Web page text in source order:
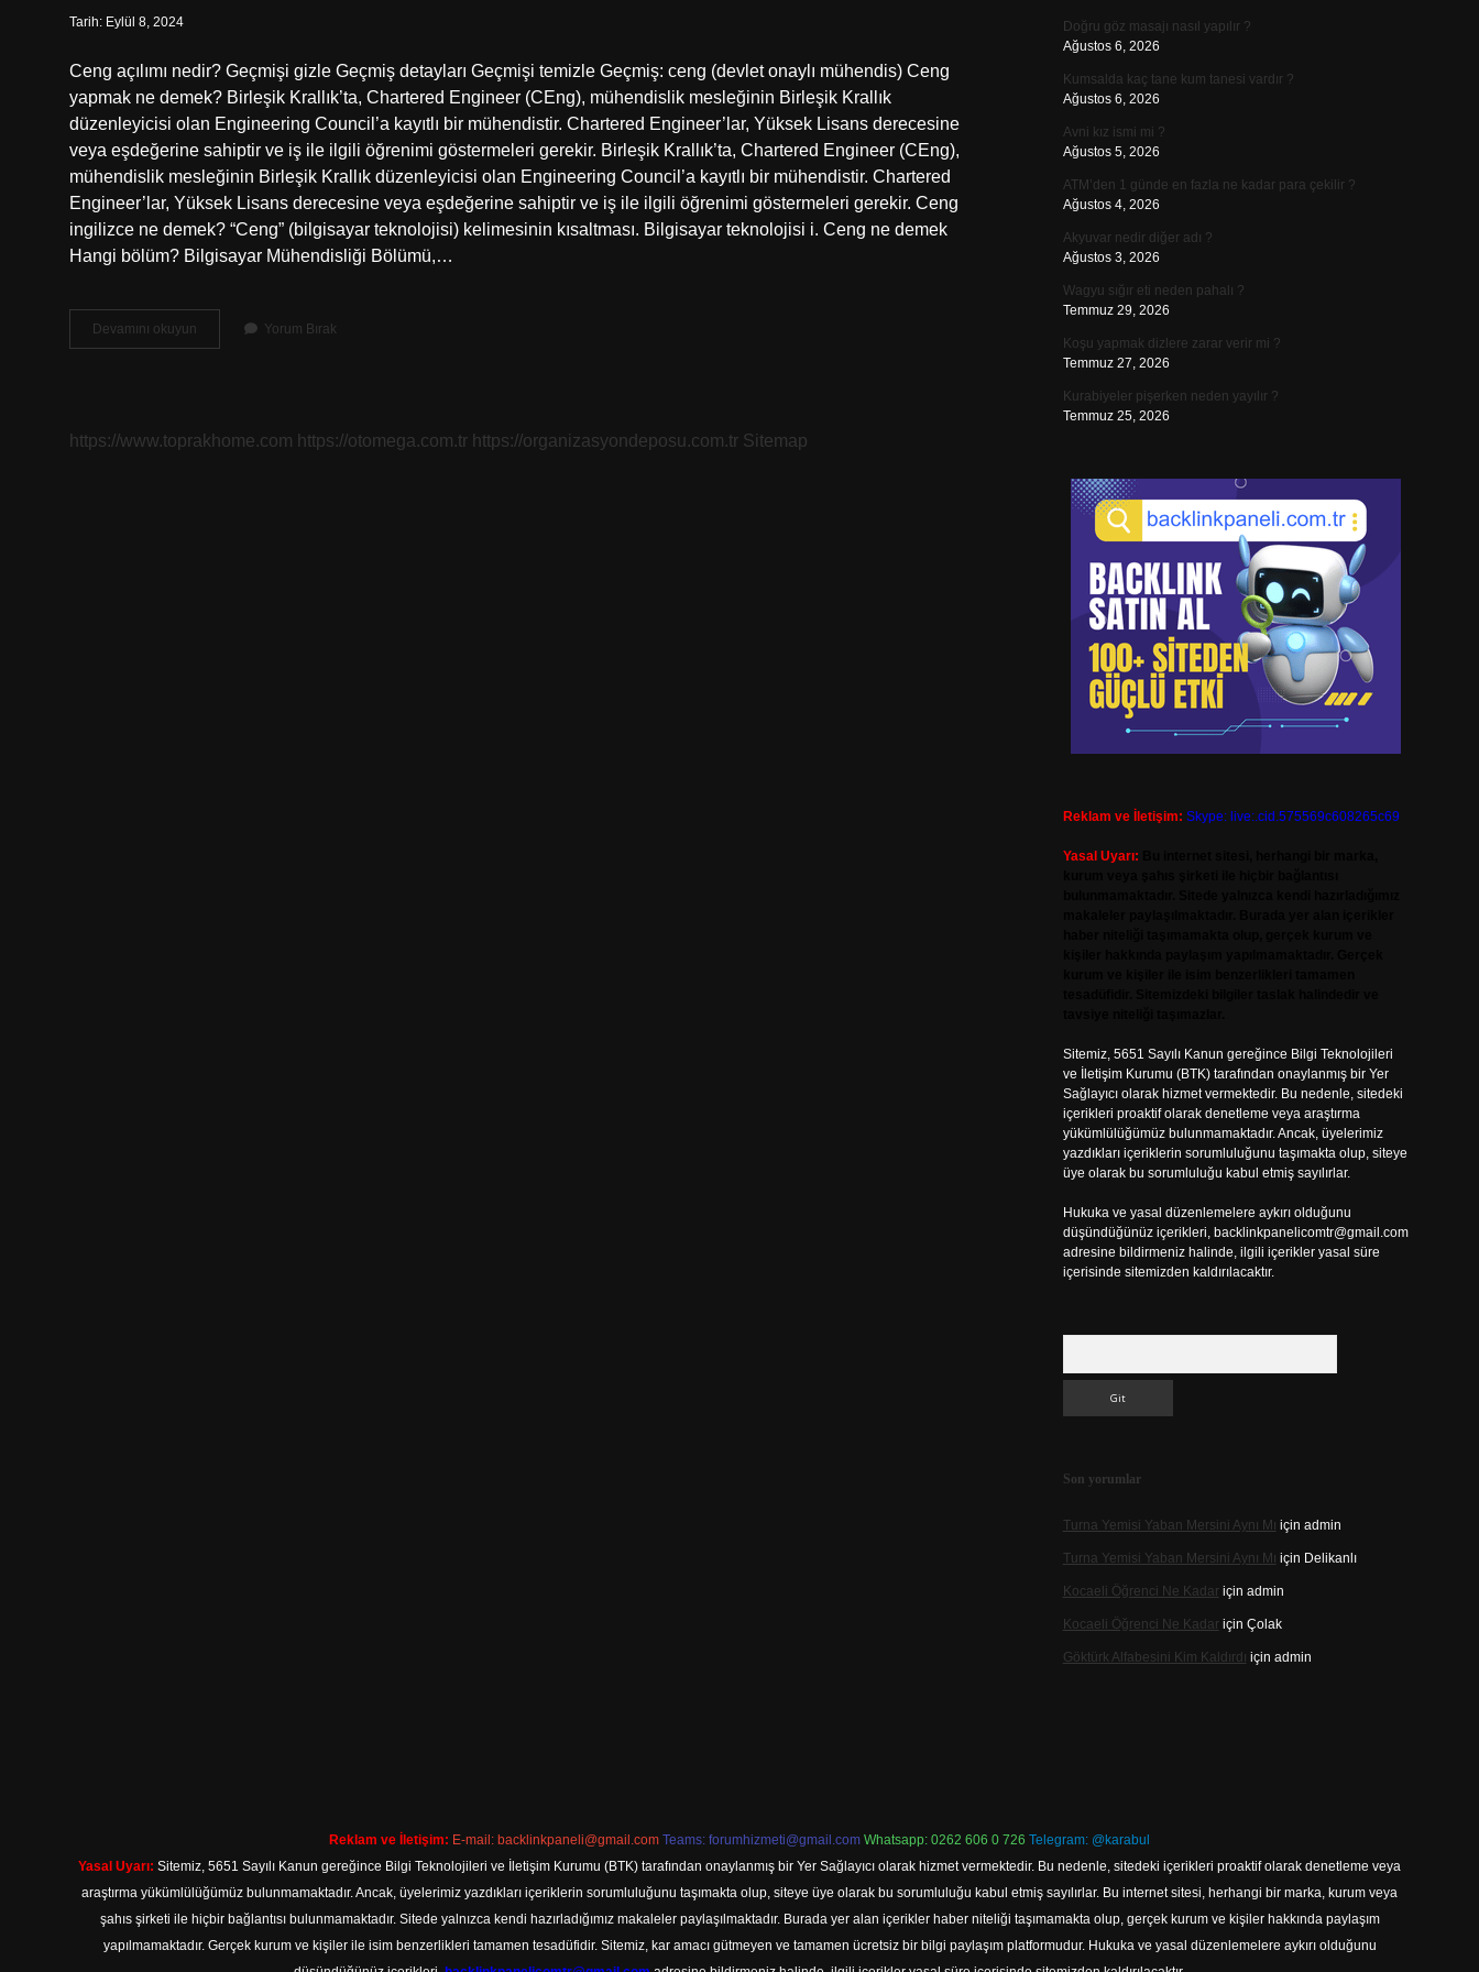
Tarih: Eylül 8, 2024
Ceng açılımı nedir? Geçmişi gizle Geçmiş detayları Geçmişi temizle Geçmiş: ceng (devlet onaylı mühendis) Ceng
yapmak ne demek? Birleşik Krallık’ta, Chartered Engineer (CEng), mühendislik mesleğinin Birleşik Krallık
düzenleyicisi olan Engineering Council’a kayıtlı bir mühendistir. Chartered Engineer’lar, Yüksek Lisans derecesine
veya eşdeğerine sahiptir ve iş ile ilgili öğrenimi göstermeleri gerekir. Birleşik Krallık’ta, Chartered Engineer (CEng),
mühendislik mesleğinin Birleşik Krallık düzenleyicisi olan Engineering Council’a kayıtlı bir mühendistir. Chartered
Engineer’lar, Yüksek Lisans derecesine veya eşdeğerine sahiptir ve iş ile ilgili öğrenimi göstermeleri gerekir. Ceng
ingilizce ne demek? “Ceng” (bilgisayar teknolojisi) kelimesinin kısaltması. Bilgisayar teknolojisi i. Ceng ne demek
Hangi bölüm? Bilgisayar Mühendisliği Bölümü,…
Devamını okuyun
Anlamı
Yorum Bırak
https://www.toprakhome.com https://otomega.com.tr https://organizasyondeposu.com.tr Sitemap
Doğru göz masajı nasıl yapılır ?
Ağustos 6, 2026
Kumsalda kaç tane kum tanesi vardır ?
Ağustos 6, 2026
Avni kız ismi mi ?
Ağustos 5, 2026
ATM’den 1 günde en fazla ne kadar para çekilir ?
Ağustos 4, 2026
Akyuvar nedir diğer adı ?
Ağustos 3, 2026
Wagyu sığır eti neden pahalı ?
Temmuz 29, 2026
Koşu yapmak dizlere zarar verir mi ?
Temmuz 27, 2026
Kurabiyeler pişerken neden yayılır ?
Temmuz 25, 2026
Reklam ve İletişim: Skype: live:.cid.575569c608265c69
Yasal Uyarı:
Sitemiz, 5651 Sayılı Kanun gereğince Bilgi Teknolojileri
ve İletişim Kurumu (BTK) tarafından onaylanmış bir Yer
Sağlayıcı olarak hizmet vermektedir. Bu nedenle, sitedeki
içerikleri proaktif olarak denetleme veya araştırma
yükümlülüğümüz bulunmamaktadır. Ancak, üyelerimiz
yazdıkları içeriklerin sorumluluğunu taşımakta olup, siteye
üye olarak bu sorumluluğu kabul etmiş sayılırlar.
Hukuka ve yasal düzenlemelere aykırı olduğunu
düşündüğünüz içerikleri, backlinkpanelicomtr@gmail.com
adresine bildirmeniz halinde, ilgili içerikler yasal süre
içerisinde sitemizden kaldırılacaktır.
Son yorumlar
Turna Yemisi Yaban Mersini Aynı Mı için admin
Turna Yemisi Yaban Mersini Aynı Mı için Delikanlı
Kocaeli Öğrenci Ne Kadariçin admin
Kocaeli Öğrenci Ne Kadariçin Çolak
Göktürk Alfabesini Kim Kaldırdı için admin
Reklam ve İletişim: E-mail: backlinkpaneli@gmail.com Teams: forumhizmeti@gmail.com Whatsapp: 0262 606 0 726 Telegram: @karabul
Yasal Uyarı: Sitemiz, 5651 Sayılı Kanun gereğince Bilgi Teknolojileri ve İletişim Kurumu (BTK) tarafından onaylanmış bir Yer Sağlayıcı olarak hizmet vermektedir. Bu nedenle, sitedeki içerikleri proaktif olarak denetleme veya
araştırma yükümlülüğümüz bulunmamaktadır. Ancak, üyelerimiz yazdıkları içeriklerin sorumluluğunu taşımakta olup, siteye üye olarak bu sorumluluğu kabul etmiş sayılırlar. Bu internet sitesi, herhangi bir marka, kurum veya
şahıs şirketi ile hiçbir bağlantısı bulunmamaktadır. Sitede yalnızca kendi hazırladığımız makaleler paylaşılmaktadır. Burada yer alan içerikler haber niteliği taşımamakta olup, gerçek kurum ve kişiler hakkında paylaşım
yapılmamaktadır. Gerçek kurum ve kişiler ile isim benzerlikleri tamamen tesadüfidir. Sitemiz, kar amacı gütmeyen ve tamamen ücretsiz bir bilgi paylaşım platformudur. Hukuka ve yasal düzenlemelere aykırı olduğunu